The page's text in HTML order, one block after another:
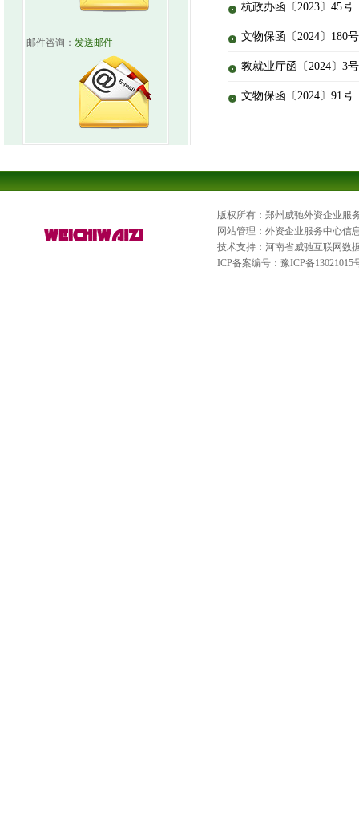
邮件咨询： 发送邮件
杭政办函〔2023〕45
文物保函〔2024〕180
教就业厅函〔2024〕3
文物保函〔2024〕91
版权所有：郑州威驰外资企业服
网站管理：外资企业服务中心信
技术支持：河南省威驰互联网数
ICP备案编号： 豫ICP备13021015